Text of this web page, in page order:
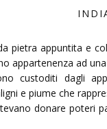
pietra appuntita e
appartenenza ad
custoditi dagli
e piume che
donare poteri